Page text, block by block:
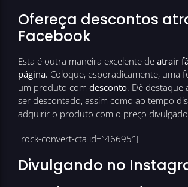
Ofereça descontos
Facebook
Esta é outra maneira excelente de atrair
página. Coloque, esporadicamente, uma
um produto com desconto. Dê destaque
ser descontado, assim como ao tempo
adquirir o produto com o preço
[rock-convert-cta id=”46695″]
Divulgando no